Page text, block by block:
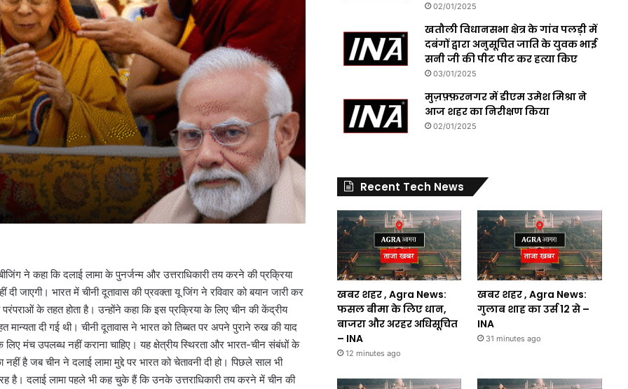
ने कहा कि दलाई लामा के पुनर्जन्म और उत्तराधिकारी तय करने की प्रक्रिया
जाएगी। भारत में चीनी दूतावास की प्रवक्ता यू जिंग ने रविवार को बयान जारी कर
परंपराओं के तहत होता है। उन्होंने कहा कि इस प्रक्रिया के लिए चीन की केंद्रीय
दी गई थी। चीनी दूतावास ने भारत को तिब्बत पर अपने पुराने रुख की याद
लिए मंच उपलब्ध नहीं कराना चाहिए। यह क्षेत्रीय स्थिरता और भारत-चीन संबंधों के
है जब चीन ने दलाई लामा मुद्दे पर भारत को चेतावनी दी हो। पिछले साल भी
है। दलाई लामा पहले भी कह चुके हैं कि उनके उत्तराधिकारी तय करने में चीन की
02/01/2025
खतौली विधानसभा क्षेत्र के गांव पलड़ी में
दबंगों द्वारा अनुसूचित जाति के युवक भाई
सनी जी की पीट पीट कर हत्या किए
03/01/2025
मुज़फ़्फ़रनगर में डीएम उमेश मिश्रा ने
आज शहर का निरीक्षण किया
02/01/2025
Recent Tech News
खबर शहर , Agra News:
फसल बीमा के लिए धान,
बाजरा और अरहर अधिसूचित
– INA
12 minutes ago
खबर शहर , Agra News:
गुलाब शाह का उर्स 12 से –
INA
31 minutes ago